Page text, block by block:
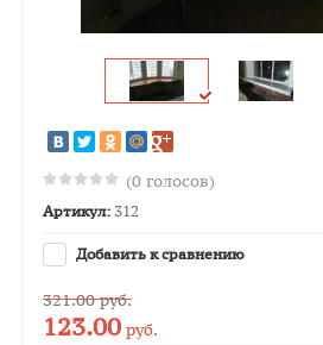
(0 голосов)
Артикул: 312
Добавить к сравнению
321.00руб.
123.00 руб.